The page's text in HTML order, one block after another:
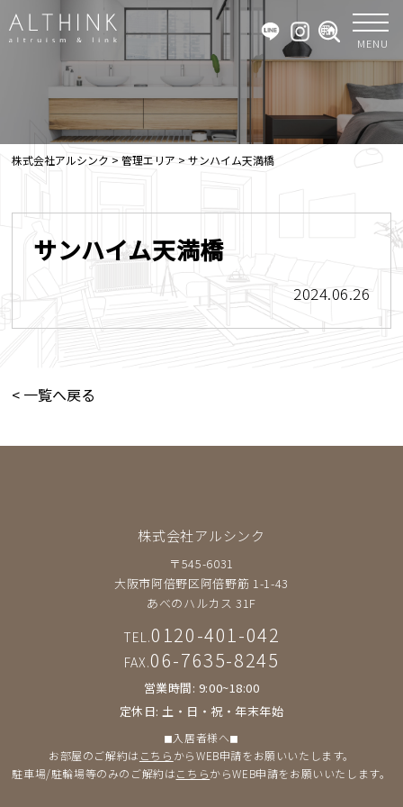
MENU
株式会社アルシンク >管理エリア >サンハイム天満橋
サンハイム天満橋
2024.06.26
< 一覧へ戻る
株式会社アルシンク
〒545-6031
大阪市阿倍野区阿倍野筋 1-1-43
あべのハルカス 31F
TEL.0120-401-042
FAX.06-7635-8245
営業時間: 9:00~18:00
定休日: 土・日・祝・年末年始
◼︎入居者様へ◼︎
お部屋のご解約は こちら からWEB申請をお願いいたします。
駐車場/駐輪場等のみのご解約はこちらからWEB申請をお願いいたします。